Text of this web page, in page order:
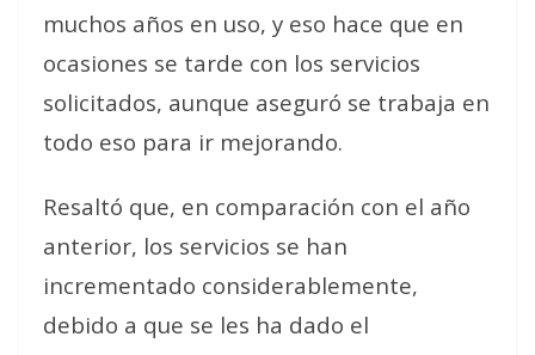
muchos años en uso, y eso hace que en
ocasiones se tarde con los servicios
solicitados, aunque aseguró se trabaja en
todo eso para ir mejorando.
Resaltó que, en comparación con el año
anterior, los servicios se han
incrementado considerablemente,
debido a que se les ha dado el